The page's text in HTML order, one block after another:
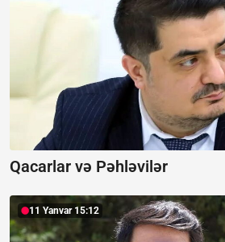
Qacarlar və Pəhləvilər
11 Yanvar 15:12